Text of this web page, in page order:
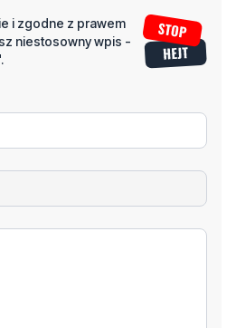
i zgodne z prawem
niestosowny wpis -